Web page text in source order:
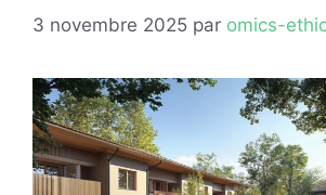
3 novembre 2025 par omics-